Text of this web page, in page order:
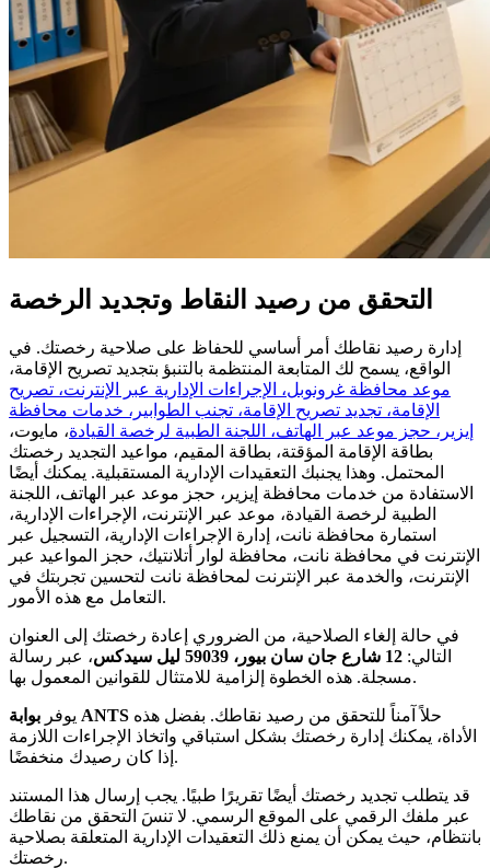
التحقق من رصيد النقاط وتجديد الرخصة
إدارة رصيد نقاطك أمر أساسي للحفاظ على صلاحية رخصتك. في
الواقع، يسمح لك المتابعة المنتظمة بالتنبؤ بتجديد تصريح الإقامة،
موعد محافظة غرونوبل، الإجراءات الإدارية عبر الإنترنت، تصريح
الإقامة، تجديد تصريح الإقامة، تجنب الطوابير، خدمات محافظة
إيزير، حجز موعد عبر الهاتف، اللجنة الطبية لرخصة القيادة، مايوت،
بطاقة الإقامة المؤقتة، بطاقة المقيم، مواعيد التجديد رخصتك
المحتمل. وهذا يجنبك التعقيدات الإدارية المستقبلية. يمكنك أيضًا
الاستفادة من خدمات محافظة إيزير، حجز موعد عبر الهاتف، اللجنة
الطبية لرخصة القيادة، موعد عبر الإنترنت، الإجراءات الإدارية،
استمارة محافظة نانت، إدارة الإجراءات الإدارية، التسجيل عبر
الإنترنت في محافظة نانت، محافظة لوار أتلانتيك، حجز المواعيد عبر
الإنترنت، والخدمة عبر الإنترنت لمحافظة نانت لتحسين تجربتك في
التعامل مع هذه الأمور.
في حالة إلغاء الصلاحية، من الضروري إعادة رخصتك إلى العنوان
التالي: 12 شارع جان سان بيور، 59039 ليل سيدكس
، عبر رسالة
مسجلة. هذه الخطوة إلزامية للامتثال للقوانين المعمول بها.
يوفر بوابة ANTS
الأداة، يمكنك إدارة رخصتك بشكل استباقي واتخاذ الإجراءات اللازمة
إذا كان رصيدك منخفضًا.
قد يتطلب تجديد رخصتك أيضًا تقريرًا طبيًا. يجب إرسال هذا المستند
عبر ملفك الرقمي على الموقع الرسمي. لا تنسَ التحقق من نقاطك
بانتظام، حيث يمكن أن يمنع ذلك التعقيدات الإدارية المتعلقة بصلاحية
رخصتك.